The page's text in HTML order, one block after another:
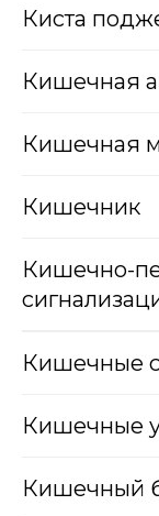
Киста
Кишечная
Кишечная
Кишечник
Кишечно-
Кишечные
Кишечные
Кишечный